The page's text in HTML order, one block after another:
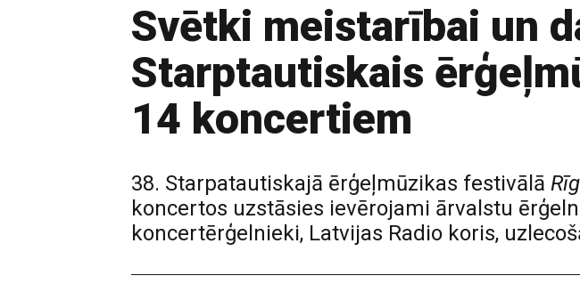
Svētki meistarībai un
Starptautiskais
14 koncertiem
38. Starpatautiskajā ērģeļmūzikas festivālā
koncertos uzstāsies ievērojami ārvalstu
koncertērģelnieki, Latvijas Radio koris,